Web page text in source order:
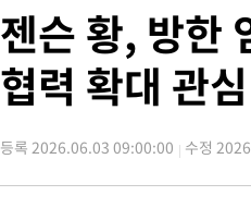
-7925초 전 > 외신들도 주목한 韓축구
-7896초 전 >
11시간 압수수색에 성접
-6918초 전 > [속보]규제합리화위원회
23분 전 >[속보] 7월 중국 수출
1시간 전 >[속보]'채상병 순직 책임' 임
젠슨 황, 방한
협력 확대 관심
등록 2026.06.03 09:00:00 수정